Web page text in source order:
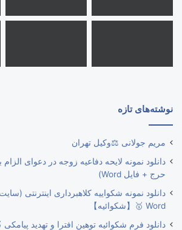
نوشته‌های تازه
مریم جولانی ⚖️وکیل تهران
دانلود نمونه لایحه دفاعیه زوجه در دعوای
حرج + فایل Word)
دانلود نمونه شکواییه کلاهبرداری اینترنتی
Word 🥇【شکوائیه】
دانلود فرم شکوائیه توهین افترا و تهدید پیامکی